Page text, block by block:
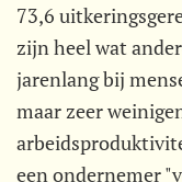
73,6
zijn heel wat
jarenlang bij
maar zeer
een ondernemer